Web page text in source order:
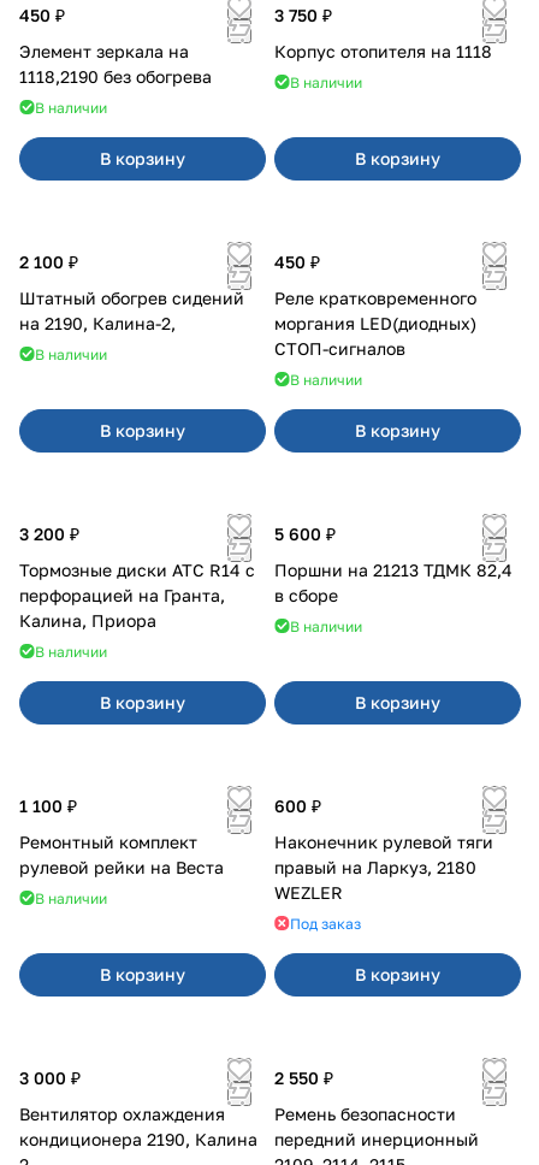
450 ₽
Элемент зеркала на
1118,2190 без обогрева
В наличии
В корзину
3 750 ₽
Корпус отопителя на 1118
В наличии
В корзину
2 100 ₽
Штатный обогрев сидений
на 2190, Калина-2,
В наличии
В корзину
450 ₽
Реле кратковременного
моргания LED(диодных)
СТОП-сигналов
В наличии
В корзину
3 200 ₽
Тормозные диски АТС R14 с
перфорацией на Гранта,
Калина, Приора
В наличии
В корзину
5 600 ₽
Поршни на 21213 ТДМК 82,4
в сборе
В наличии
В корзину
1 100 ₽
Ремонтный комплект
рулевой рейки на Веста
В наличии
В корзину
600 ₽
Наконечник рулевой тяги
правый на Ларкуз, 2180
WEZLER
Под заказ
В корзину
3 000 ₽
Вентилятор охлаждения
кондиционера 2190, Калина
2 550 ₽
Ремень безопасности
передний инерционный